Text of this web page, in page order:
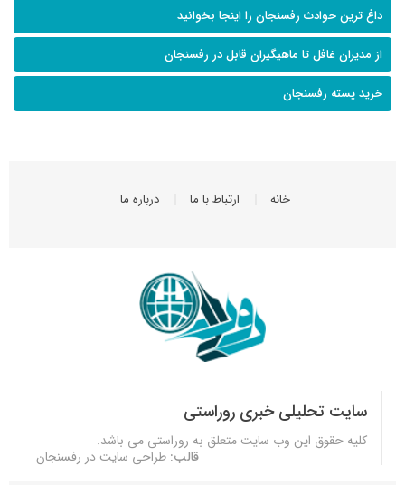
داغ ترین حوادث رفسنجان را اینجا بخوانید
از مدیران غافل تا ماهیگیران قابل در رفسنجان
خرید پسته رفسنجان
خانه ارتباط با ما درباره ما
سایت تحلیلی خبری روراستی
کلیه حقوق این وب سایت متعلق به روراستی می باشد.
قالب: طراحی سایت در رفسنجان